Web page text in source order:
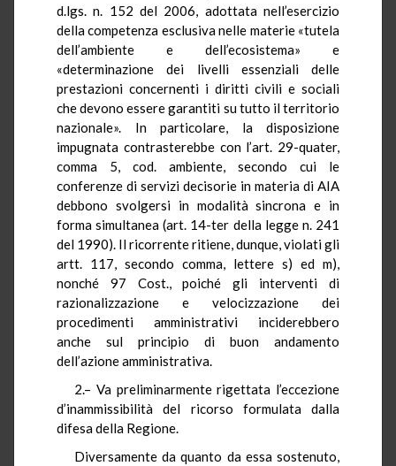
d.lgs. n. 152 del 2006, adottata nell’esercizio
della competenza esclusiva nelle materie «tutela
dell’ambiente e dell’ecosistema» e
«determinazione dei livelli essenziali delle
prestazioni concernenti i diritti civili e sociali
che devono essere garantiti su tutto il territorio
nazionale». In particolare, la disposizione
impugnata contrasterebbe con l’art. 29-quater,
comma 5, cod. ambiente, secondo cui le
conferenze di servizi decisorie in materia di AIA
debbono svolgersi in modalità sincrona e in
forma simultanea (art. 14-ter della legge n. 241
del 1990). Il ricorrente ritiene, dunque, violati gli
artt. 117, secondo comma, lettere s) ed m),
nonché 97 Cost., poiché gli interventi di
razionalizzazione e velocizzazione dei
procedimenti amministrativi inciderebbero
anche sul principio di buon andamento
dell’azione amministrativa.
2.– Va preliminarmente rigettata l’eccezione
d’inammissibilità del ricorso formulata dalla
difesa della Regione.
Diversamente da quanto da essa sostenuto,